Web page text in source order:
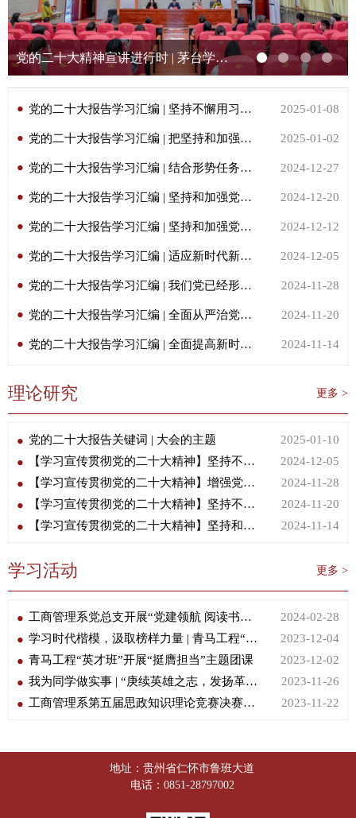
党的二十大精神宣讲进行时 | 茅台学院“青梨”宣讲团开讲
党的二十大报告学习汇编 | 坚持不懈用习近平新时代中国特色社会主义思想凝心铸魂，是新时代党的思想建设的根本任务 2025-01-08
党的二十大报告学习汇编 | 把坚持和加强党中央集中统一领导作为领导干部政治能力建设的首要任务抓紧抓实 2025-01-02
党的二十大报告学习汇编 | 结合形势任务发展变化，进一步完善坚持和加强党中央集中统一领导的制度机制 2024-12-27
党的二十大报告学习汇编 | 坚持和加强党中央集中统一领导，最重要的是拥护“两个确立”、做到“两个维护” 2024-12-20
党的二十大报告学习汇编 | 坚持和加强党中央集中统一领导意义重大，事关全局和根本 2024-12-12
党的二十大报告学习汇编 | 适应新时代新征程形势任务需要健全全面从严治党体系 2024-12-05
党的二十大报告学习汇编 | 我们党已经形成比较成熟的全面从严治党体系 2024-11-28
党的二十大报告学习汇编 | 全面从严治党需要体系化推进 2024-11-20
党的二十大报告学习汇编 | 全面提高新时代党的建设新的伟大工程质量 2024-11-14
理论研究 更多 >
党的二十大报告关键词 | 大会的主题
2025-01-10
【学习宣传贯彻党的二十大精神】坚持不敢腐、不能腐、不想腐一体推进
2024-12-05
【学习宣传贯彻党的二十大精神】增强党组织政治功能和组织功能
2024-11-28
【学习宣传贯彻党的二十大精神】坚持不懈用习近平新时代中国特色社会主义思想凝心铸魂
2024-11-20
【学习宣传贯彻党的二十大精神】坚持和加强党中央集中统一领导
2024-11-14
学习活动 更多 >
工商管理系党总支开展“党建领航 阅读书香”主题党日活动
2024-02-28
学习时代楷模，汲取榜样力量 | 青马工程“英才班”组织参观大发渠
2023-12-04
青马工程“英才班”开展“挺膺担当”主题团课
2023-12-02
我为同学做实事 | “庚续英雄之志，发扬革命精神”宣讲团开展“遵义会议和遵义会议精神”宣讲活动
2023-11-26
工商管理系第五届思政知识理论竞赛决赛圆满落幕
2023-11-22
地址：贵州省仁怀市鲁班大道
电话：0851-28797002